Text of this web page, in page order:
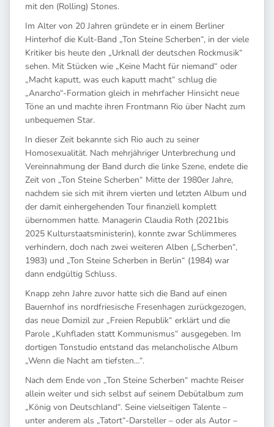
mit den (Rolling) Stones.
Im Alter von 20 Jahren gründete er in einem Berliner
Hinterhof die Kult-Band „Ton Steine Scherben“, in der viele
Kritiker bis heute den „Urknall der deutschen Rockmusik“
sehen. Mit Stücken wie „Keine Macht für niemand“ oder
„Macht kaputt, was euch kaputt macht“ schlug die
„Anarcho“-Formation gleich in mehrfacher Hinsicht neue
Töne an und machte ihren Frontmann Rio über Nacht zum
unbequemen Star.
In dieser Zeit bekannte sich Rio auch zu seiner
Homosexualität. Nach mehrjähriger Unterbrechung und
Vereinnahmung der Band durch die linke Szene, endete die
Zeit von „Ton Steine Scherben“ Mitte der 1980er Jahre,
nachdem sie sich mit ihrem vierten und letzten Album und
der damit einhergehenden Tour finanziell komplett
übernommen hatte. Managerin Claudia Roth (2021bis
2025 Kulturstaatsministerin), konnte zwar Schlimmeres
verhindern, doch nach zwei weiteren Alben („Scherben“,
1983) und „Ton Steine Scherben in Berlin“ (1984) war
dann endgültig Schluss.
Knapp zehn Jahre zuvor hatte sich die Band auf einen
Bauernhof ins nordfriesische Fresenhagen zurückgezogen,
das neue Domizil zur „Freien Republik“ erklärt und die
Parole „Kuhfladen statt Kommunismus“ ausgegeben. Im
dortigen Tonstudio entstand das melancholische Album
„Wenn die Nacht am tiefsten…“.
Nach dem Ende von „Ton Steine Scherben“ machte Reiser
allein weiter und sich selbst auf seinem Debütalbum zum
„König von Deutschland“. Seine vielseitigen Talente –
unter anderem als „Tatort“-Darsteller – oder als Autor –